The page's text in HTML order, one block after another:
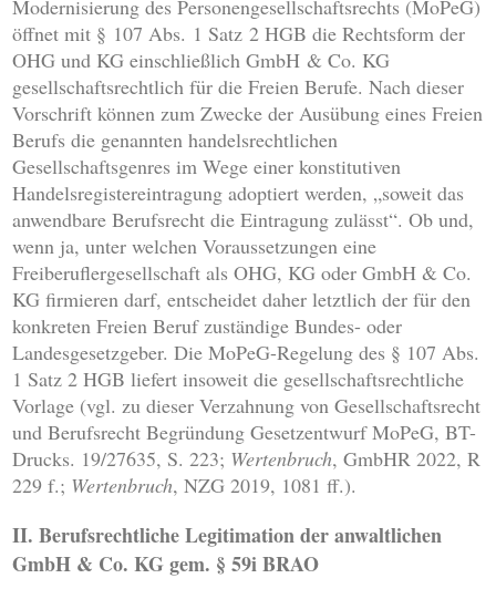
Modernisierung des Personengesellschaftsrechts (MoPeG)
öffnet mit § 107 Abs. 1 Satz 2 HGB die Rechtsform der
OHG und KG einschließlich GmbH & Co. KG
gesellschaftsrechtlich für die Freien Berufe. Nach dieser
Vorschrift können zum Zwecke der Ausübung eines Freien
Berufs die genannten handelsrechtlichen
Gesellschaftsgenres im Wege einer konstitutiven
Handelsregistereintragung adoptiert werden, „soweit das
anwendbare Berufsrecht die Eintragung zulässt“. Ob und,
wenn ja, unter welchen Voraussetzungen eine
Freiberuflergesellschaft als OHG, KG oder GmbH & Co.
KG firmieren darf, entscheidet daher letztlich der für den
konkreten Freien Beruf zuständige Bundes- oder
Landesgesetzgeber. Die MoPeG-Regelung des § 107 Abs.
1 Satz 2 HGB liefert insoweit die gesellschaftsrechtliche
Vorlage (vgl. zu dieser Verzahnung von Gesellschaftsrecht
und Berufsrecht Begründung Gesetzentwurf MoPeG, BT-
Drucks. 19/27635, S. 223; Wertenbruch, GmbHR 2022, R
229 f.; Wertenbruch, NZG 2019, 1081 ff.).
II. Berufsrechtliche Legitimation der anwaltlichen
GmbH & Co. KG gem. § 59i BRAO